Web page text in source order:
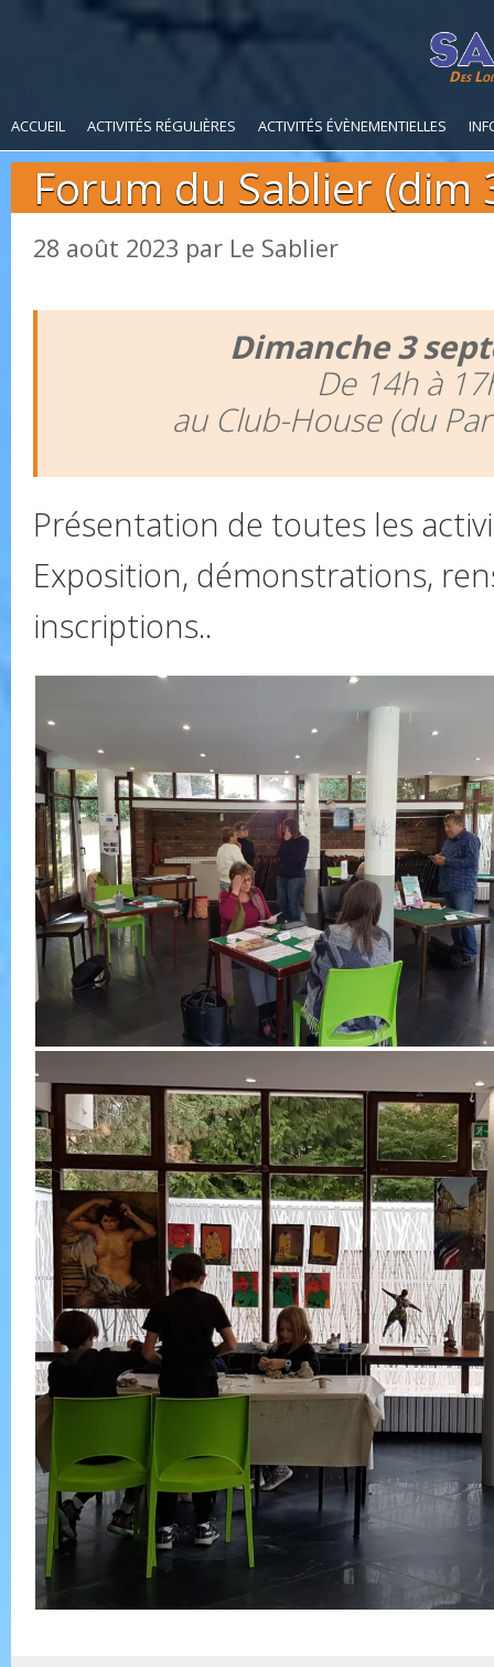
Des
ACCUEIL ACTIVITÉS RÉGULIÈRES ACTIVITÉS ÉVÈNEMENTIELLES
Forum du Sablier (dim
28 août 2023 par Le Sablier
Dimanche 3
De 14h à
au Club-House (du
Présentation de toutes les
Exposition, démonstrations,
inscriptions..